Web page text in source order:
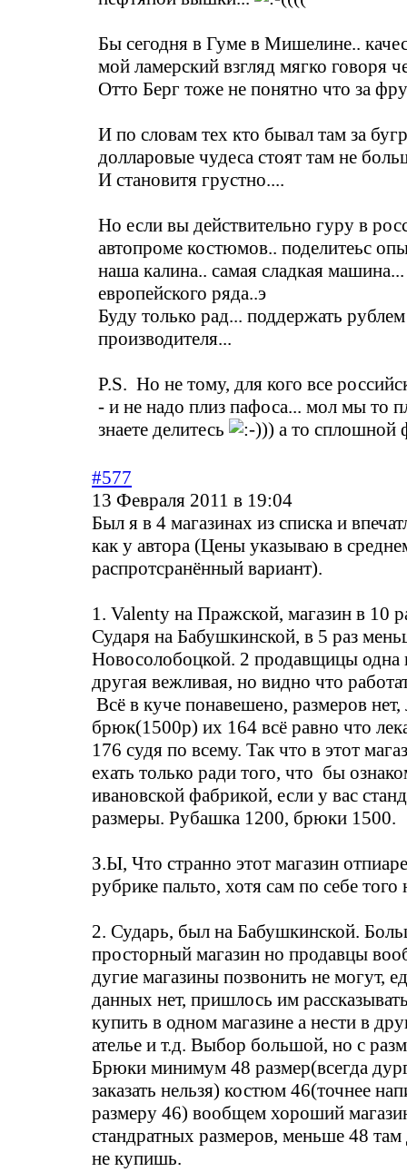
Бы сегодня в Гуме в Мишелине..
мой ламерский взгляд мягко говоря
Отто Берг тоже не понятно что за
И по словам тех кто бывал там за
долларовые чудеса стоят там не
И становитя грустно....
Но если вы действительно гуру в
автопроме костюмов.. поделитеьс
наша калина.. самая сладкая машина...
европейского ряда..э
Буду только рад... поддержать
производителя...
P.S. Но не тому, для кого все
- и не надо плиз пафоса... мол мы то
знаете делитесь
)) а то сплошной
#577
13 Февраля 2011 в 19:04
Был я в 4 магазинах из списка и
как у автора (Цены указываю в
распротсранённый вариант).
1. Valenty на Пражской, магазин в 10
Сударя на Бабушкинской, в 5 раз
Новосолобоцкой. 2 продавщицы одна
другая вежливая, но видно что
Всё в куче понавешено, размеров нет,
брюк(1500р) их 164 всё равно что
176 судя по всему. Так что в этот
ехать только ради того, что бы
ивановской фабрикой, если у вас
размеры. Рубашка 1200, брюки 1500.
З.Ы, Что странно этот магазин
рубрике пальто, хотя сам по себе того
2. Сударь, был на Бабушкинской.
просторный магазин но продавцы
дугие магазины позвонить не могут,
данных нет, пришлось им
купить в одном магазине а нести в
ателье и т.д. Выбор большой, но с
Брюки минимум 48 размер(всегда
заказать нельзя) костюм 46(точнее
размеру 46) вообщем хороший
стандратных размеров, меньше 48
не купишь.